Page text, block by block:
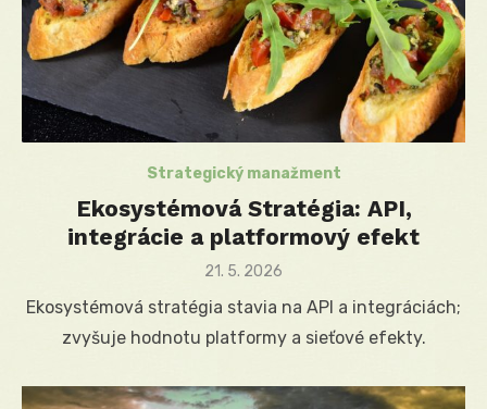
Strategický manažment
Ekosystémová Stratégia: API,
integrácie a platformový efekt
Posted
21. 5. 2026
Ekosystémová stratégia stavia na API a integráciách;
zvyšuje hodnotu platformy a sieťové efekty.